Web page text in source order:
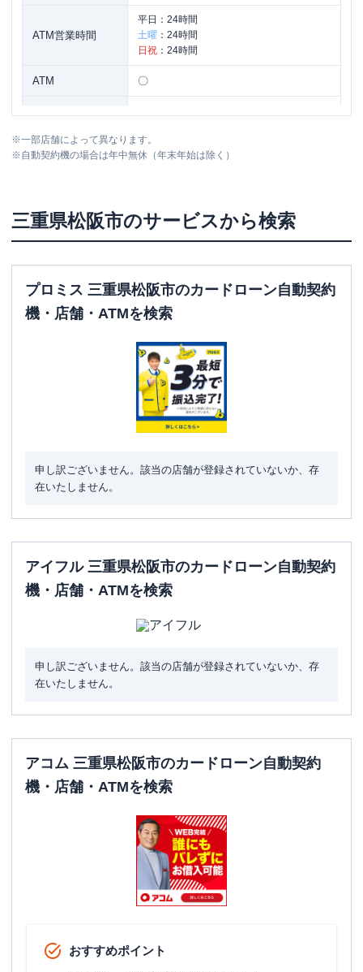
ATM営業時間
平日： 24時間
土曜 ： 24時間
日祝 ： 24時間
ATM 〇
住所 三重県松阪市船江町字鈴御堂７５４-３
※一部店舗によって異なります。
※自動契約機の場合は年中無休（年末年始は除く）
三重県松阪市のサービスから検索
プロミス 三重県松阪市のカードローン自動契約
機・店舗・ATMを検索
申し訳ございません。該当の店舗が登録されていないか、存
在いたしません。
アイフル 三重県松阪市のカードローン自動契約
機・店舗・ATMを検索
申し訳ございません。該当の店舗が登録されていないか、存
在いたしません。
アコム 三重県松阪市のカードローン自動契約
機・店舗・ATMを検索
おすすめポイント